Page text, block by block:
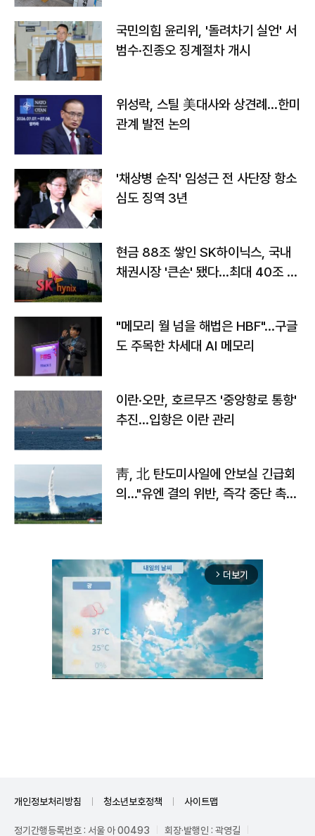
국민의힘 윤리위, '돌려차기 실언' 서
범수·진종오 징계절차 개시
위성락, 스틸 美대사와 상견례…한미
관계 발전 논의
'채상병 순직' 임성근 전 사단장 항소
심도 징역 3년
현금 88조 쌓인 SK하이닉스, 국내
채권시장 '큰손' 됐다…최대 40조 투
"메모리 월 넘을 해법은 HBF"…구글
도 주목한 차세대 AI 메모리
이란·오만, 호르무즈 '중앙항로 통항'
추진…입항은 이란 관리
靑, 北 탄도미사일에 안보실 긴급회
의…"유엔 결의 위반, 즉각 중단 촉
arrow_forward_ios 더보기
개인정보처리방침 청소년보호정책 사이트맵
정기간행등록번호 : 서울 아 00493 회장·발행인 : 곽영길